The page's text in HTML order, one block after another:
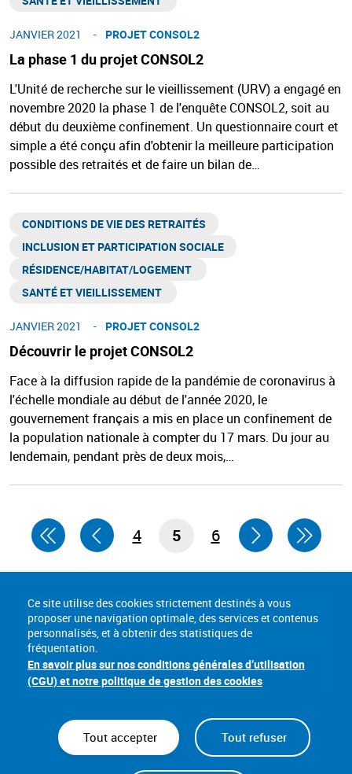
La phase 1 du projet CONSOL2
JANVIER 2021 PROJET CONSOL2
L'Unité de recherche sur le vieillissement (URV) a engagé en
novembre 2020 la phase 1 de l'enquête CONSOL2, soit au
début du deuxième confinement. Un questionnaire court et
simple a été conçu afin d'obtenir la meilleure participation
possible des retraités et de faire un bilan de…
Découvrir le projet CONSOL2
CONDITIONS DE VIE DES RETRAITÉS
INCLUSION ET PARTICIPATION SOCIALE
RÉSIDENCE/HABITAT/LOGEMENT ​
SANTÉ ET VIEILLISSEMENT ​
JANVIER 2021 PROJET CONSOL2
Face à la diffusion rapide de la pandémie de coronavirus à
l'échelle mondiale au début de l'année 2020, le
gouvernement français a mis en place un confinement de
la population nationale à compter du 17 mars. Du jour au
lendemain, pendant près de deux mois,…
4 5 6
Sites utiles
Ce site utilise des cookies strictement destinés à vous
proposer une navigation optimale, des services et contenus
personnalisés, et à obtenir des statistiques de
fréquentation.
En savoir plus sur nos conditions générales d’utilisation
(CGU) et notre politique de gestion des cookies
Tout accepter Tout refuser